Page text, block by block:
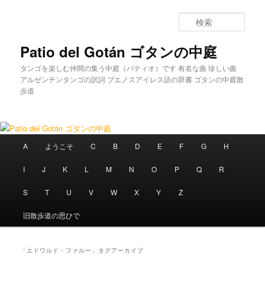
Patio del Gotán ゴタンの中庭
タンゴを楽しむ仲間の集う中庭（パティオ）です 有名な曲 珍しい曲
アルゼンチンタンゴの訳詞 ブエノスアイレス語の辞書 ゴタンの中庭散
歩道
索
A ようこそ C B D E F G H
I J K L M N O P Q R
S T U V W X Y Z
旧散歩道の思ひで
「エドワルド・ファルー 」タグアーカイブ